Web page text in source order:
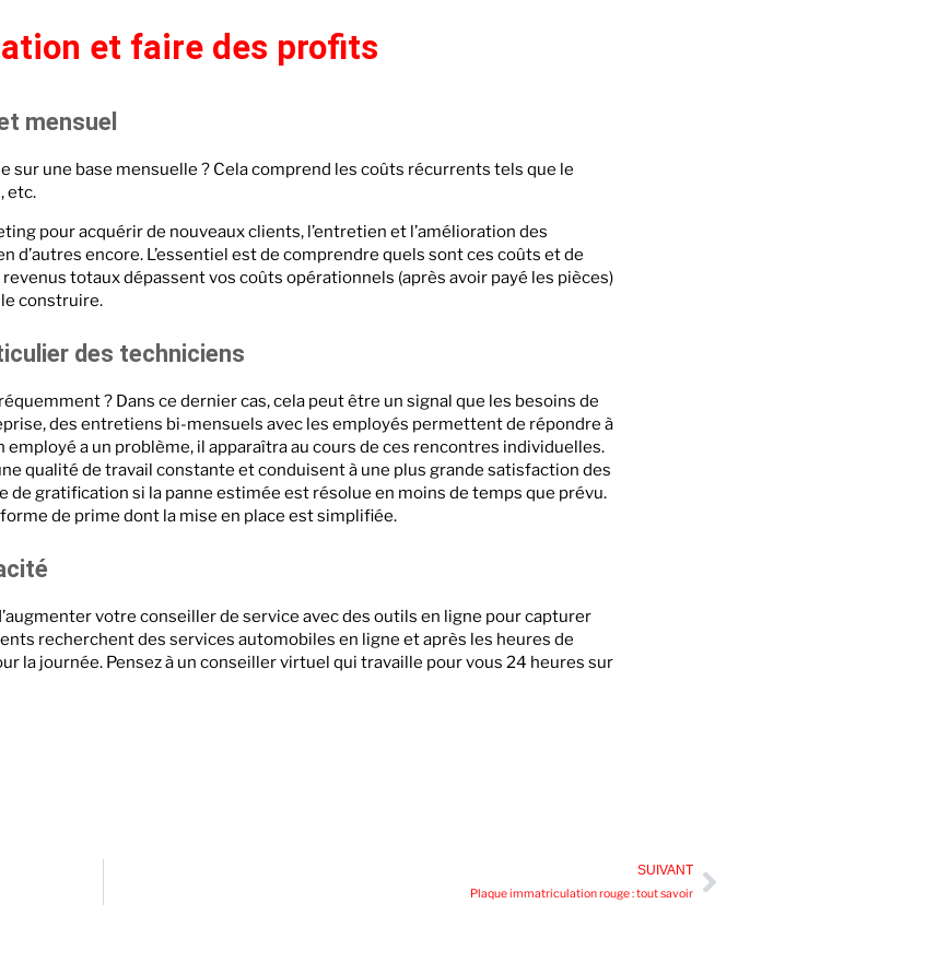
et faire des profits
mensuel
une base mensuelle ? Cela comprend les coûts récurrents tels que le
etc.
pour acquérir de nouveaux clients, l’entretien et l’amélioration des
encore. L’essentiel est de comprendre quels sont ces coûts et de
totaux dépassent vos coûts opérationnels (après avoir payé les pièces)
construire.
des techniciens
? Dans ce dernier cas, cela peut être un signal que les besoins de
des entretiens bi-mensuels avec les employés permettent de répondre à
a un problème, il apparaîtra au cours de ces rencontres individuelles.
qualité de travail constante et conduisent à une plus grande satisfaction des
gratification si la panne estimée est résolue en moins de temps que prévu.
de prime dont la mise en place est simplifiée.
votre conseiller de service avec des outils en ligne pour capturer
recherchent des services automobiles en ligne et après les heures de
la journée. Pensez à un conseiller virtuel qui travaille pour vous 24 heures sur
SUIVANT
Plaque immatriculation rouge : tout savoir